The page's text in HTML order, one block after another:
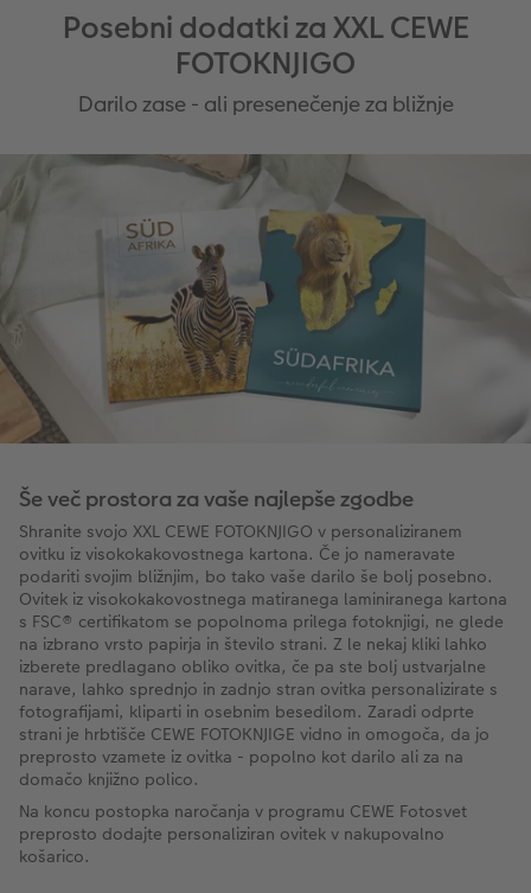
Posebni dodatki za XXL CEWE
FOTOKNJIGO
Darilo zase - ali presenečenje za bližnje
Še več prostora za vaše najlepše zgodbe
Shranite svojo XXL CEWE FOTOKNJIGO v personaliziranem
ovitku iz visokokakovostnega kartona. Če jo nameravate
podariti svojim bližnjim, bo tako vaše darilo še bolj posebno.
Ovitek iz visokokakovostnega matiranega laminiranega kartona
s FSC® certifikatom se popolnoma prilega fotoknjigi, ne glede
na izbrano vrsto papirja in število strani. Z le nekaj kliki lahko
izberete predlagano obliko ovitka, če pa ste bolj ustvarjalne
narave, lahko sprednjo in zadnjo stran ovitka personalizirate s
fotografijami, kliparti in osebnim besedilom. Zaradi odprte
strani je hrbtišče CEWE FOTOKNJIGE vidno in omogoča, da jo
preprosto vzamete iz ovitka - popolno kot darilo ali za na
domačo knjižno polico.
Na koncu postopka naročanja v programu CEWE Fotosvet
preprosto dodajte personaliziran ovitek v nakupovalno
košarico.